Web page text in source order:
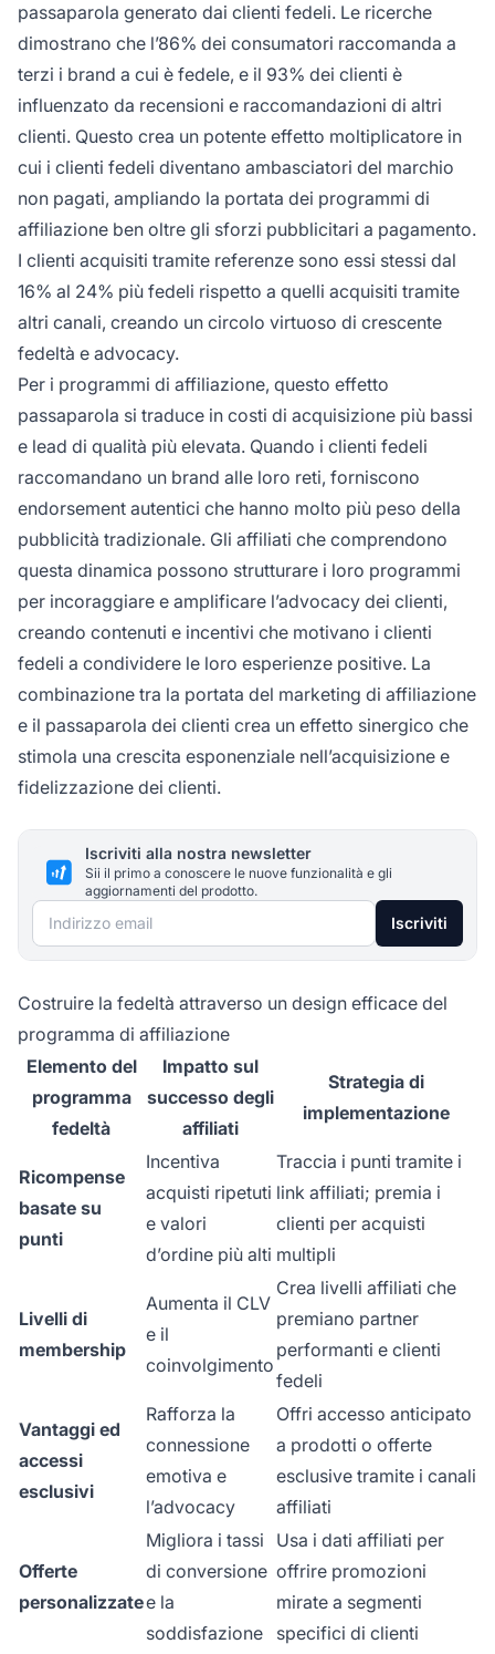
passaparola generato dai clienti fedeli. Le ricerche
dimostrano che l’86% dei consumatori raccomanda a
terzi i brand a cui è fedele, e il 93% dei clienti è
influenzato da recensioni e raccomandazioni di altri
clienti. Questo crea un potente effetto moltiplicatore in
cui i clienti fedeli diventano ambasciatori del marchio
non pagati, ampliando la portata dei programmi di
affiliazione ben oltre gli sforzi pubblicitari a pagamento.
I clienti acquisiti tramite referenze sono essi stessi dal
16% al 24% più fedeli rispetto a quelli acquisiti tramite
altri canali, creando un circolo virtuoso di crescente
fedeltà e advocacy.
Per i programmi di affiliazione, questo effetto
passaparola si traduce in costi di acquisizione più bassi
e lead di qualità più elevata. Quando i clienti fedeli
raccomandano un brand alle loro reti, forniscono
endorsement autentici che hanno molto più peso della
pubblicità tradizionale. Gli affiliati che comprendono
questa dinamica possono strutturare i loro programmi
per incoraggiare e amplificare l’advocacy dei clienti,
creando contenuti e incentivi che motivano i clienti
fedeli a condividere le loro esperienze positive. La
combinazione tra la portata del marketing di affiliazione
e il passaparola dei clienti crea un effetto sinergico che
stimola una crescita esponenziale nell’acquisizione e
fidelizzazione dei clienti.
Iscriviti alla nostra newsletter
Sii il primo a conoscere le nuove funzionalità e gli
aggiornamenti del prodotto.
Indirizzo email Iscriviti
Costruire la fedeltà attraverso un design efficace del
programma di affiliazione
Elemento del
programma
fedeltà
Impatto sul
successo degli
affiliati
Strategia di
implementazione
Ricompense
basate su
punti
Incentiva
acquisti ripetuti
e valori
d’ordine più alti
Traccia i punti tramite i
link affiliati; premia i
clienti per acquisti
multipli
Livelli di
membership
Aumenta il CLV
e il
coinvolgimento
Crea livelli affiliati che
premiano partner
performanti e clienti
fedeli
Vantaggi ed
accessi
esclusivi
Rafforza la
connessione
emotiva e
l’advocacy
Offri accesso anticipato
a prodotti o offerte
esclusive tramite i canali
affiliati
Offerte
personalizzate
Migliora i tassi
di conversione
e la
soddisfazione
Usa i dati affiliati per
offrire promozioni
mirate a segmenti
specifici di clienti